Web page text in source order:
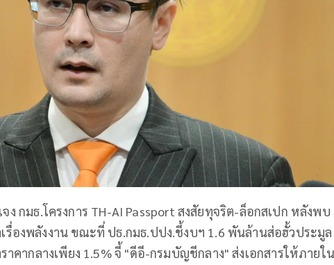
ง กมธ.โครงการ TH-AI Passport สงสัยทุจริต-ล็อกสเปก หลังพบ
องพลังงาน ขณะที่ ปธ.กมธ.ปปง.ชี้งบฯ 1.6 พันล้านส่อฮั้วประมู
าคากลางเพียง 1.5% จี้ "ดีอี-กรมบัญชีกลาง" ส่งเอกสารให้ภายใ